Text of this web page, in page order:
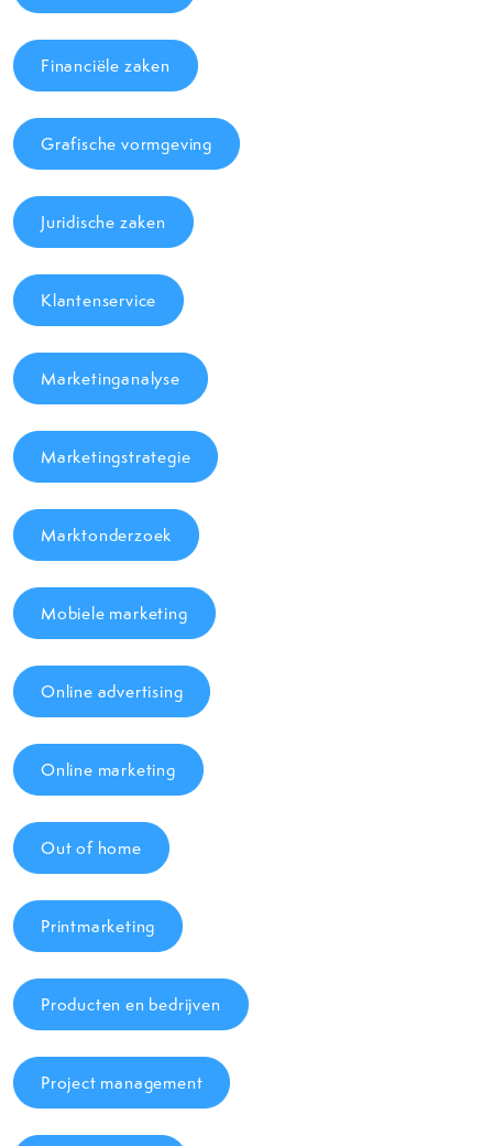
Financiële zaken
Grafische vormgeving
Juridische zaken
Klantenservice
Marketinganalyse
Marketingstrategie
Marktonderzoek
Mobiele marketing
Online advertising
Online marketing
Out of home
Printmarketing
Producten en bedrijven
Project management